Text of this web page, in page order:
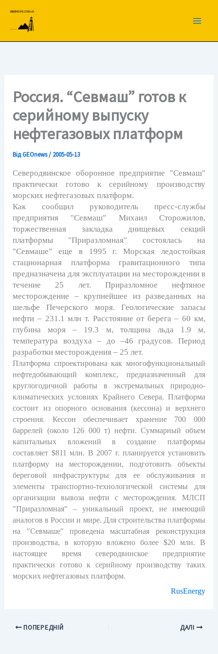
вмісту
Россия. “Севмаш” готов к
серийному выпуску
нефтегазовых платформ
ВідGEOnews/ 2005-05-13
Северодвинское оборонное предприятие "Севмаш"
практически готово к серийному производству
морских нефтегазовых платформ.
Как сообщил руководитель пресс-службы
предприятия "Севмаш" Михаил Сторожилов,
торжественная закладка днищевых секций
платформы "Приразломная" состоялась на
"Севмаше" еще в 1995 г. Морская ледостойкая
стационарная платформа гравитационного типа
предназначена для эксплуатации на месторождении в
течение 25 лет. Приразломное нефтяное
месторождение – крупнейшее из разведанных на
шельфе Печерского моря. Геологические запасы
нефти – 231.1 млн т. Расстояние от берега – 60 км,
глубина моря – 19.3 м, толщина льда 1.9 м,
температура воздуха – до –46 градусов. Период
разработки месторождения – 25 лет.
Платформа спроектирована как многофункциональный
нефтедобывающий комплекс, предназначенный для
круглогодичной работы в экстремальных природно-
климатических условиях Крайнего Севера. Платформа
состоит из опорного основания (кессона) и верхнего
строения. Кессон обеспечивает хранение 700 000
баррелей (около 126 000 т) нефти. Суммарный объем
капитальных вложений в создание платформы
составляет $811 млн. В 2007 г. планируется установить
платформу на месторождении, подготовить объекты
береговой инфраструктуры для ее обслуживания и
элементы транспортно-технологической системы для
организации вывоза нефти с месторождения. МЛСП
"Приразломная" – уникальный проект, не имеющий
аналогов в России и мире. Для строительства платформы
на "Севмаше" проведена масштабная реконструкция
производства, в которую вложено более $20 млн. В
настоящее время северодвинское предприятие
практически готово к серийному производству таких
морских нефтегазовых платформ.
RusEnergy
ПОПЕРЕДНІЙ ДАЛІ